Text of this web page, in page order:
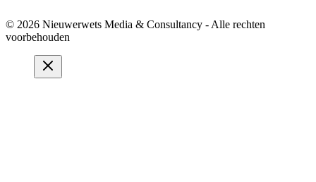
© 2026 Nieuwerwets Media & Consultancy - Alle rechten
voorbehouden